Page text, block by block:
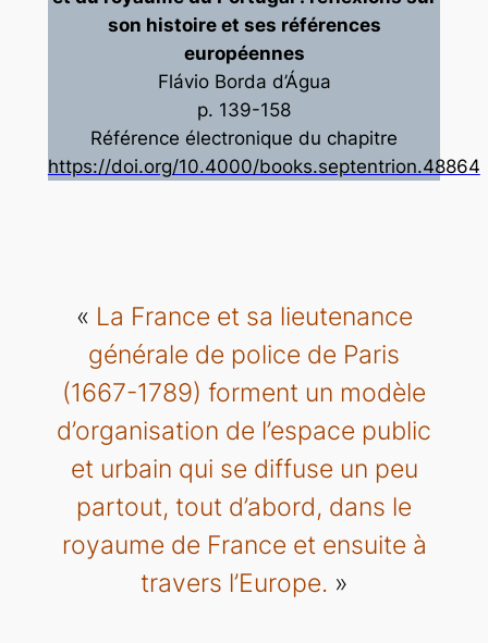
son histoire et ses références
européennes
Flávio Borda d’Água
p. 139-158
Référence électronique du chapitre
https://doi.org/10.4000/books.septentrion.48864
« La France et sa lieutenance
générale de police de Paris
(1667-1789) forment un modèle
d’organisation de l’espace public
et urbain qui se diffuse un peu
partout, tout d’abord, dans le
royaume de France et ensuite à
travers l’Europe. »